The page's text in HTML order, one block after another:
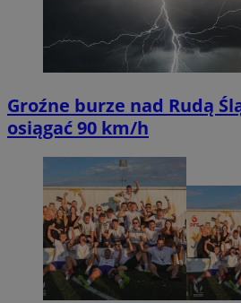
Groźne burze nad Rudą
osiągać 90 km/h